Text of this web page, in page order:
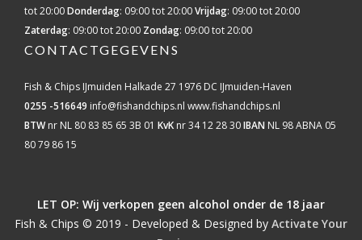
tot 20:00Donderdag: 09:00 tot 20:00Vrijdag: 09:00 tot 20:00
Zaterdag: 09:00 tot 20:00 Zondag: 09:00 tot 20:00
CONTACTGEGEVENS
Fish & Chips IJmuiden Halkade 27 1976 DC IJmuiden-Haven
0255 -516649 info@fishandchips.nl www.fishandchips.nl
BTWnr NL 80 83 85 65 3B 01 KvK nr 34 12 28 30IBAN NL 98 ABNA 05
80 79 86 15
LET OP: Wij verkopen geen alcohol onder de 18 jaar
Fish & Chips © 2019 - Developed & Designed by Activate Your